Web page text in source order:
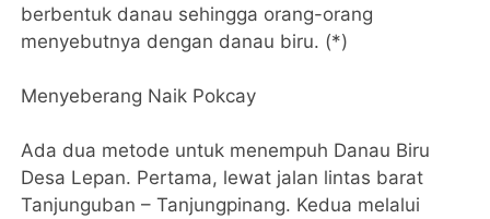
berbentuk danau sehingga orang-orang
menyebutnya dengan danau biru. (*)
Menyeberang Naik Pokcay
Ada dua metode untuk menempuh Danau Biru
Desa Lepan. Pertama, lewat jalan lintas barat
Tanjunguban – Tanjungpinang. Kedua melalui